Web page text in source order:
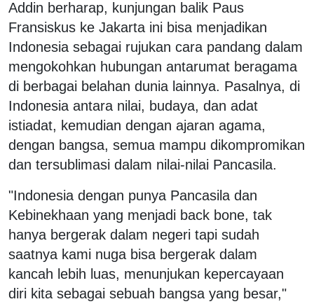
Addin berharap, kunjungan balik Paus
Fransiskus ke Jakarta ini bisa menjadikan
Indonesia sebagai rujukan cara pandang dalam
mengokohkan hubungan antarumat beragama
di berbagai belahan dunia lainnya. Pasalnya, di
Indonesia antara nilai, budaya, dan adat
istiadat, kemudian dengan ajaran agama,
dengan bangsa, semua mampu dikompromikan
dan tersublimasi dalam nilai-nilai Pancasila.
"Indonesia dengan punya Pancasila dan
Kebinekhaan yang menjadi back bone, tak
hanya bergerak dalam negeri tapi sudah
saatnya kami nuga bisa bergerak dalam
kancah lebih luas, menunjukan kepercayaan
diri kita sebagai sebuah bangsa yang besar,"